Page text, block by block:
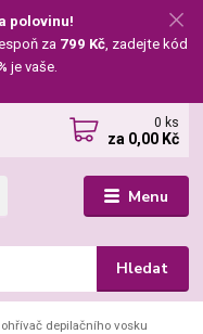
polovinu!
za 799 Kč, zadejte kód
je vaše.
Menu
Hledat
0 ks
za 0,00 Kč
depilačního vosku